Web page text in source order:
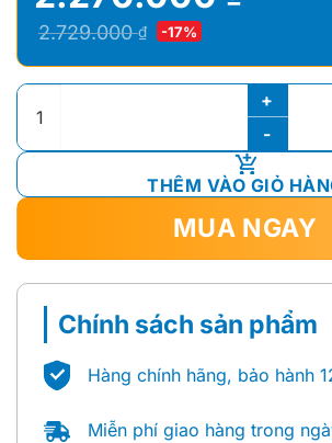
2.729.000₫
Giá
là:
2.729.000 ₫.
Giá
tại
là:
2.270.000 ₫.
-17%
Gương Phòng Tắm ToTo YM4545FG số
THÊM VÀO GIỎ
MUA NGAY
Chính sách sản phẩm
Hàng chính hãng, bảo hành
Miễn phí giao hàng trong